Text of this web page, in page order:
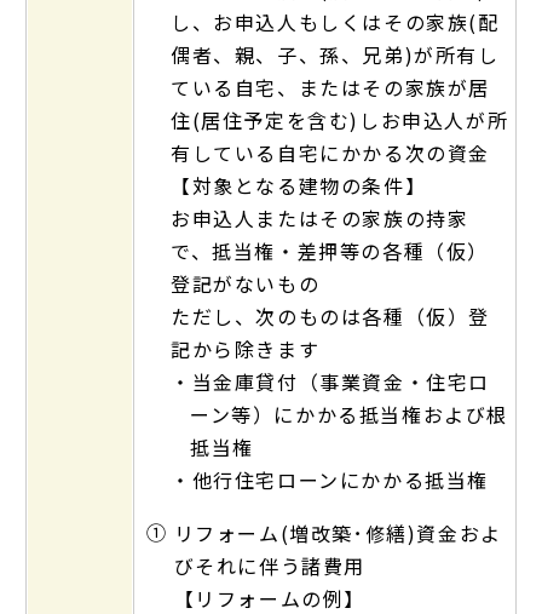
し、お申込人もしくはその家族(配
偶者、親、子、孫、兄弟)が所有し
ている自宅、またはその家族が居
住(居住予定を含む)しお申込人が所
有している自宅にかかる次の資金
【対象となる建物の条件】
お申込人またはその家族の持家
で、抵当権・差押等の各種（仮）
登記がないもの
ただし、次のものは各種（仮）登
記から除きます
・当金庫貸付（事業資金・住宅ロ
ーン等）にかかる抵当権および根
抵当権
・他行住宅ローンにかかる抵当権
① リフォーム(増改築･修繕)資金およ
びそれに伴う諸費用
【リフォームの例】